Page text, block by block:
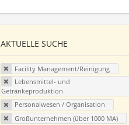
AKTUELLE SUCHE
Facility Management/Reinigung
Lebensmittel- und
Getränkeproduktion
Personalwesen / Organisation
Großunternehmen (über 1000 MA)